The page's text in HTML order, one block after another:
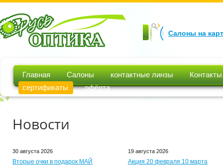
Салоны на
Главная Салоны контактные линзы
Контакты
сертификаты
офёрта
Новости
30 августа 2026
Вторые очки в подарок МАЙ
19 августа 2026
Акция 20 февраля 10 марта